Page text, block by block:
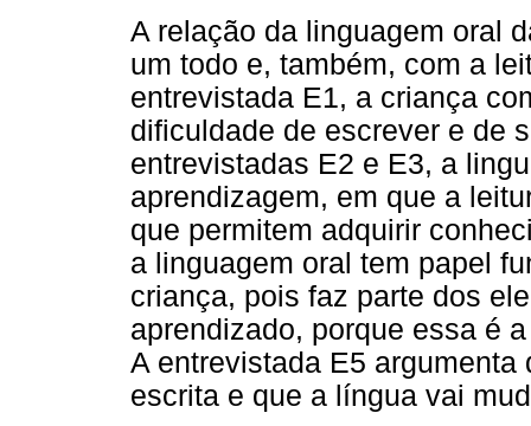
A relação da linguagem oral
um todo e, também, com a
entrevistada E1, a criança
dificuldade de escrever e de
entrevistadas E2 e E3, a
aprendizagem, em que a
que permitem adquirir
a linguagem oral tem papel
criança, pois faz parte dos
aprendizado, porque essa é
A entrevistada E5
escrita e que a língua vai